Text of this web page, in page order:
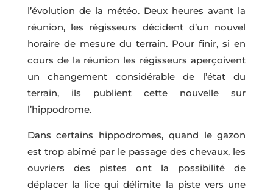
l’évolution de la météo. Deux heures avant la
réunion, les régisseurs décident d’un nouvel
horaire de mesure du terrain. Pour finir, si en
cours de la réunion les régisseurs aperçoivent
un changement considérable de l’état du
terrain, ils publient cette nouvelle sur
l’hippodrome.
Dans certains hippodromes, quand le gazon
est trop abîmé par le passage des chevaux, les
ouvriers des pistes ont la possibilité de
déplacer la lice qui délimite la piste vers une